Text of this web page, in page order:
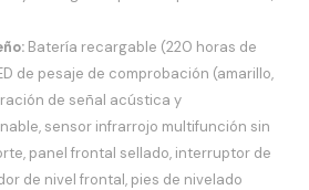
Batería recargable (220 horas de
de pesaje de comprobación (amarillo,
de señal acústica y
sensor infrarrojo multifunción sin
panel frontal sellado, interruptor de
de nivel frontal, pies de nivelado